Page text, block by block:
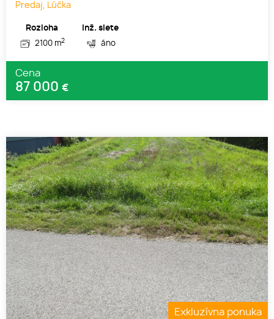
Predaj, Lúčka
Rozloha
2100 m2
Inž. siete
áno
Cena
87 000 €
Exkluzívna ponuka